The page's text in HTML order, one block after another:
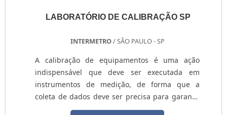
LABORATÓRIO DE CALIBRAÇÃO SP
INTERMETRO/ SÃO PAULO - SP
A calibração de equipamentos é uma ação
indispensável que deve ser executada em
instrumentos de medição, de forma que a
coleta de dados deve ser precisa para garantir
a qualidade do produto. Para realizar este